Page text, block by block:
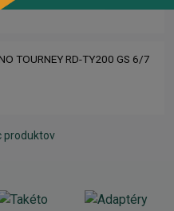
TOURNEY RD-TY200 GS 6/7
produktov